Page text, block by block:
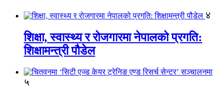
४
शिक्षा, स्वास्थ्य र रोजगारमा नेपालको प्रगति:
शिक्षामन्त्री पौडेल
५